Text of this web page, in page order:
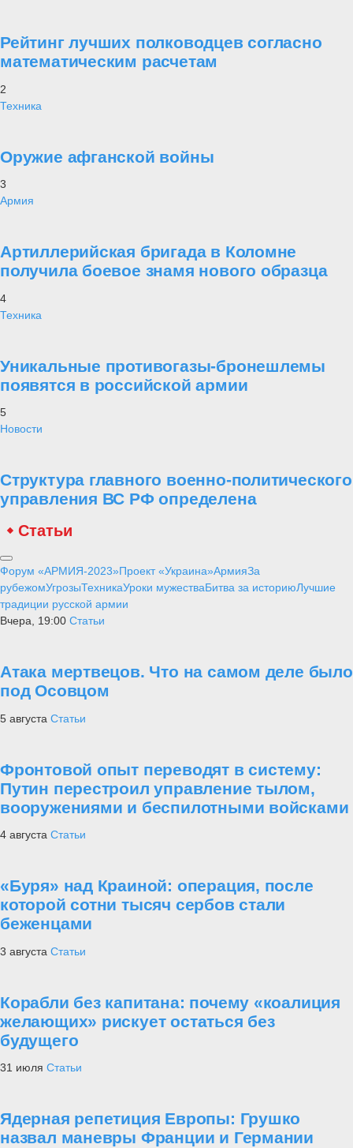
Рейтинг лучших полководцев согласно
математическим расчетам
2
Техника
Оружие афганской войны
3
Армия
Артиллерийская бригада в Коломне
получила боевое знамя нового образца
4
Техника
Уникальные противогазы-бронешлемы
появятся в российской армии
5
Новости
Структура главного военно-политического
управления ВС РФ определена
Статьи
Форум «АРМИЯ-2023»Проект «Украина»АрмияЗа
рубежомУгрозыТехникаУроки мужестваБитва за историюЛучшие
традиции русской армии
Вчера, 19:00 Статьи
Атака мертвецов. Что на самом деле было
под Осовцом
5 августа Статьи
Фронтовой опыт переводят в систему:
Путин перестроил управление тылом,
вооружениями и беспилотными войсками
4 августа Статьи
«Буря» над Краиной: операция, после
которой сотни тысяч сербов стали
беженцами
3 августа Статьи
Корабли без капитана: почему «коалиция
желающих» рискует остаться без
будущего
31 июля Статьи
Ядерная репетиция Европы: Грушко
назвал маневры Франции и Германии